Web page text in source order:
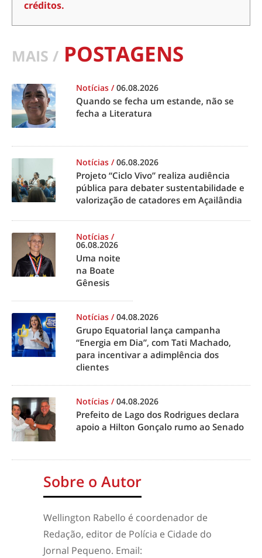
créditos.
MAIS / POSTAGENS
Notícias /06.08.2026
Quando se fecha um estande, não se
fecha a Literatura
Notícias /06.08.2026
Projeto “Ciclo Vivo” realiza audiência
pública para debater sustentabilidade e
valorização de catadores em Açailândia
Notícias /
06.08.2026
Uma noite
na Boate
Gênesis
Notícias /04.08.2026
Grupo Equatorial lança campanha
“Energia em Dia”, com Tati Machado,
para incentivar a adimplência dos
clientes
Notícias /04.08.2026
Prefeito de Lago dos Rodrigues declara
apoio a Hilton Gonçalo rumo ao Senado
Sobre o Autor
Wellington Rabello é coordenador de
Redação, editor de Polícia e Cidade do
Jornal Pequeno. Email: